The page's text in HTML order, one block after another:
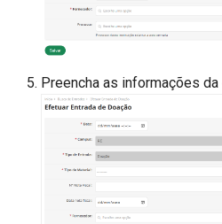
Preencha as informações da